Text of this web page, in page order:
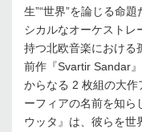
生”“世界”を論じる命
シカルなオーケストレ
持つ北欧音楽における
前作『Svartir Sandar
からなる 2 枚組の大作
ーフィアの名前を知ら
ウッタ』は、彼らを世